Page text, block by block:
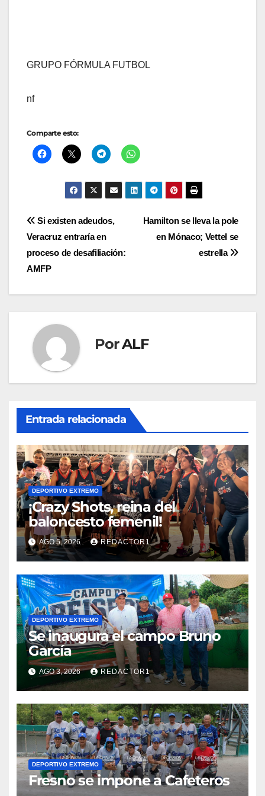
GRUPO FÓRMULA FUTBOL
nf
Comparte esto:
Navegación
de
entradas
Hamilton se lleva la pole
en Mónaco; Vettel se
estrella
Si existen adeudos,
Veracruz entraría en
proceso de desafiliación:
AMFP
PorALF
Entrada relacionada
DEPORTIVO EXTREMO
¡Crazy Shots, reina del
baloncesto femenil!
AGO 5, 2026 REDACTOR1
DEPORTIVO EXTREMO
Se inaugura el campo Bruno
García
AGO 3, 2026 REDACTOR1
DEPORTIVO EXTREMO
Fresno se impone a Cafeteros